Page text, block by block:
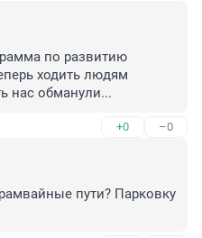
по развитию
ходить людям
нас обманули...
+0 –0
пути? Парковку